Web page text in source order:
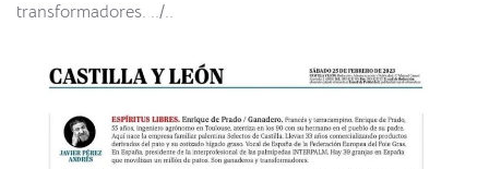
transformadores. ../..